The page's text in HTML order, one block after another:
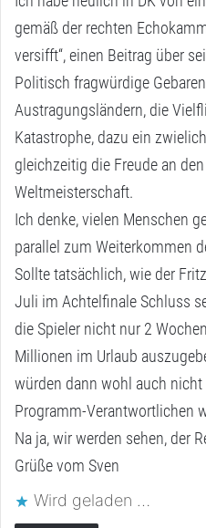
:
gemäß der rechten
versifft“, einen Beitrag über
Politisch fragwürdige
Austragungsländern, die
Katastrophe, dazu ein
gleichzeitig die Freude an
Weltmeisterschaft.
Ich denke, vielen Menschen
parallel zum Weiterkommen
Sollte tatsächlich, wie der
Juli im Achtelfinale Schluss
die Spieler nicht nur 2
Millionen im Urlaub
würden dann wohl auch
Programm-Verantwortlichen
Na ja, wir werden sehen, der
Grüße vom Sven
Wird geladen …